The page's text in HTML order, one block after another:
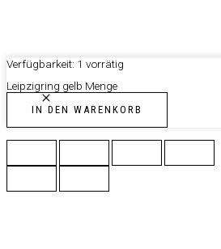
Verfügbarkeit: 1 vorrätig
Leipzigring gelb Menge
IN DEN WARENKORB